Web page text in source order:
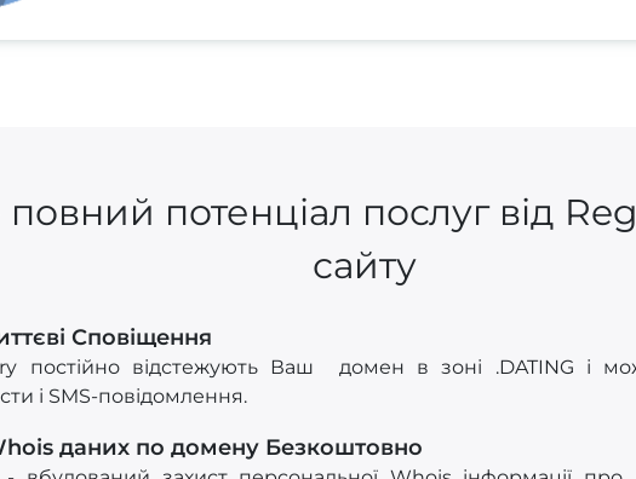
повний потенціал послуг від
сайту
Сповіщення
постійно відстежують Ваш домен в зоні .DATING і
і SMS-повідомлення.
даних по домену Безкоштовно